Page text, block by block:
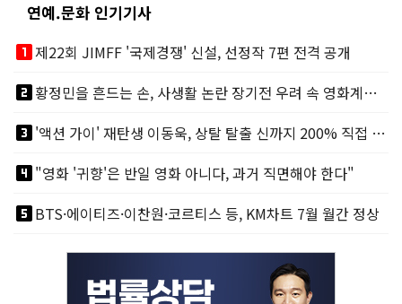
연예.문화 인기기사
looks_one제22회 JIMFF '국제경쟁' 신설, 선정작 7편 전격 공개
looks_two
황정민을 흔드는 손, 사생활 논란 장기전 우려 속 영화계도 리스크
looks_3
'액션 가이' 재탄생 이동욱, 상탈 탈출 신까지 200% 직접 소화
looks_4"영화 '귀향'은 반일 영화 아니다, 과거 직면해야 한다"
looks_5BTS·에이티즈·이찬원·코르티스 등, KM차트 7월 월간 정상